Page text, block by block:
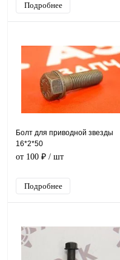
Подробнее
Болт для приводной звезды
16*2*50
от 100 ₽ / шт
Подробнее